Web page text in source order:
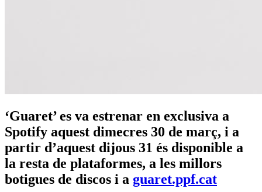
‘Guaret’ es va estrenar en exclusiva a
Spotify aquest dimecres 30 de març, i a
partir d’aquest dijous 31 és disponible a
la resta de plataformes, a les millors
botigues de discos i a guaret.ppf.cat